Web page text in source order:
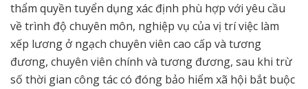
thẩm quyền tuyển dụng xác định phù hợp với yêu cầu
về trình độ chuyên môn, nghiệp vụ của vị trí việc làm
xếp lương ở ngạch chuyên viên cao cấp và tương
đương, chuyên viên chính và tương đương, sau khi trừ
số thời gian công tác có đóng bảo hiểm xã hội bắt buộc